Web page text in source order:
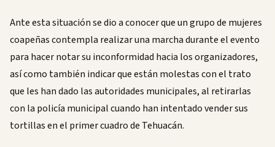
Ante esta situación se dio a conocer que un grupo de mujeres
coapeñas contempla realizar una marcha durante el evento
para hacer notar su inconformidad hacia los organizadores,
así como también indicar que están molestas con el trato
que les han dado las autoridades municipales, al retirarlas
con la policía municipal cuando han intentado vender sus
tortillas en el primer cuadro de Tehuacán.